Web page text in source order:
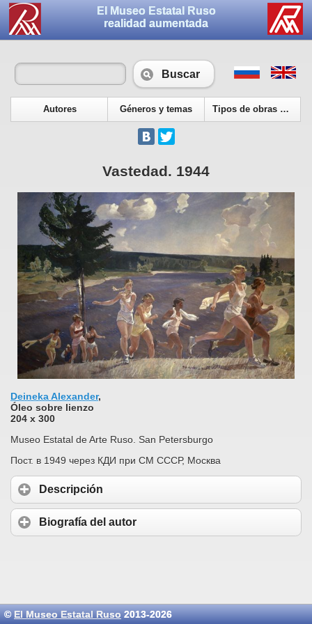
El Museo Estatal Ruso
realidad aumentada
Buscar
Autores Géneros y temas Tipos de obras de arte
Vastedad. 1944
Deineka Alexander,
Óleo sobre lienzo
204 x 300
Museo Estatal de Arte Ruso. San Petersburgo
Пост. в 1949 через КДИ при СМ СССР, Москва
Descripción
Biografía del autor
©El Museo Estatal Ruso2013-2026